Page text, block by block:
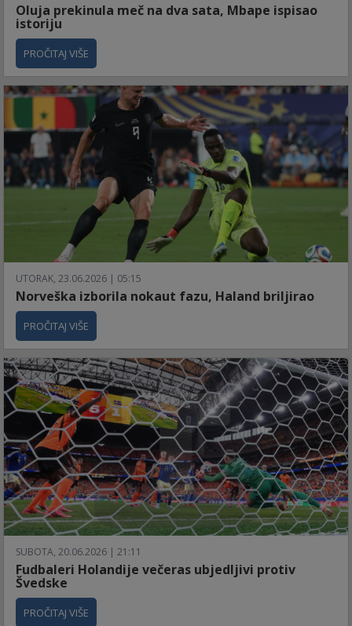
Oluja prekinula meč na dva sata, Mbape ispisao
istoriju
PROČITAJ VIŠE
UTORAK, 23.06.2026 | 05:15
Norveška izborila nokaut fazu, Haland briljirao
PROČITAJ VIŠE
SUBOTA, 20.06.2026 | 21:11
Fudbaleri Holandije večeras ubjedljivi protiv
Švedske
PROČITAJ VIŠE